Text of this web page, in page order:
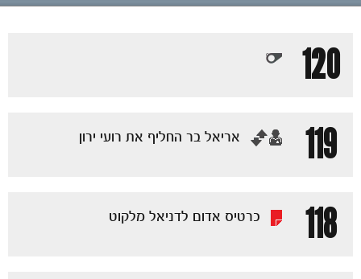
סיקור המשחק
גלריה
120
119
‏אריאל בר החליף את רועי ירון
118 כרטיס אדום ל‪דניאל מלקוט